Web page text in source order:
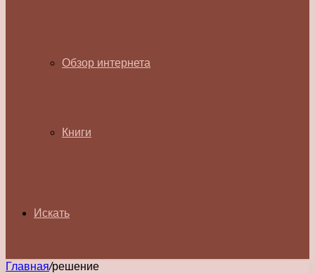
Обзор интернета
Книги
Искать
Главная/решение